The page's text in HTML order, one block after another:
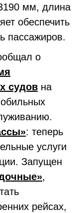
мм, длина
обеспечить
пассажиров.
о
судов на
: теперь
услуги
Запущен
,
рейсах,